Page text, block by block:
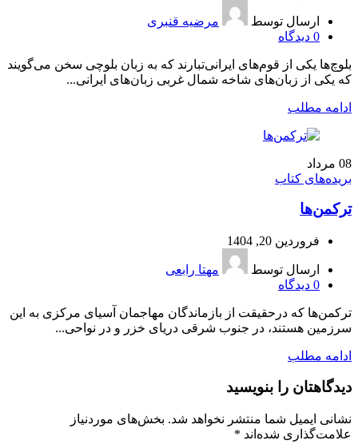
ارسال توسط
مرضیه قنبری
0 دیدگاه
بلوچ‌ها یکی از قوم‌های ایرانی‌تبارند که به زبان بلوچی سخن می‌گویند
که یکی از زبان‌های شاخه شمال غربی زبان‌های ایرانی...
ادامه مطلب
08 مرداد
بریده‌های کتاب
ترکمن‌‌ها
فروردین 20, 1404
ارسال توسط
مهتا رابعی
0 دیدگاه
ترکمن‌ها که درحقیقت از بازماندگان مهاجمان آسیای مرکزی به این
سرزمین هستند، در جنوب شرقی دریای خزر و در نواحی...
ادامه مطلب
دیدگاهتان را بنویسید
نشانی ایمیل شما منتشر نخواهد شد. بخش‌های موردنیاز
علامت‌گذاری شده‌اند *